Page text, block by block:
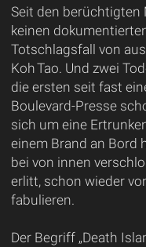
Seit den
keinen
Totschlagsfall von
Koh Tao. Und zwei
die ersten seit fast
Boulevard-Presse
sich um eine
einem Brand an Bord
bei von innen
erlitt, schon wieder
fabulieren.
Der Begriff „Death